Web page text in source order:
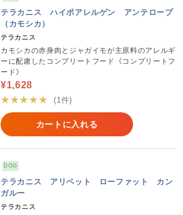
テラカニス ハイポアレルゲン アンテロープ
（カモシカ）
テラカニス
カモシカの赤身肉とジャガイモが主原料のアレルギ
ーに配慮したコンプリートフード《コンプリートフ
ード》
¥1,628
★★★★★
(1件)
カートに入れる
DOG
テラカニス アリベット ローファット カン
ガルー
テラカニス